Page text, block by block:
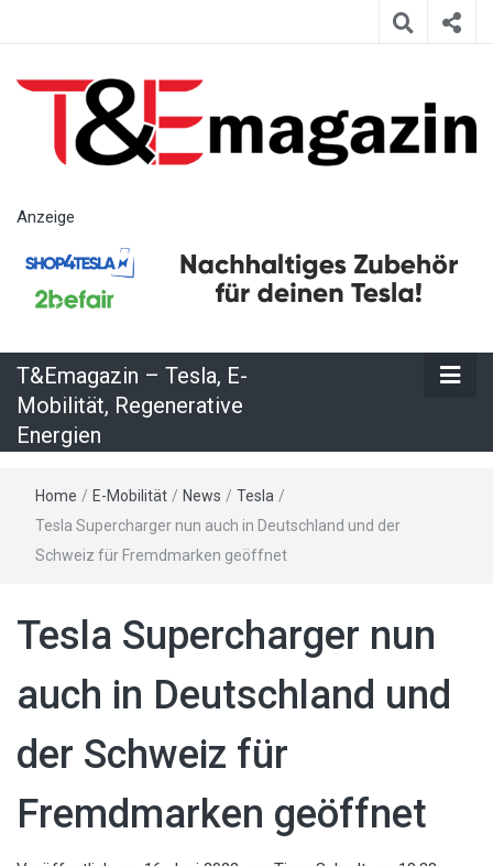
– Tesla, E-
Regenerative
Energien
Anzeige
T&Emagazin – Tesla, E-
Mobilität, Regenerative
Energien
Home / E-Mobilität / News / Tesla /
Tesla Supercharger nun auch in Deutschland und der
Schweiz für Fremdmarken geöffnet
Tesla Supercharger nun
auch in Deutschland und
der Schweiz für
Fremdmarken geöffnet